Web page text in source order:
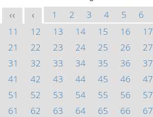
<< < 1 2 3 4 5 6
11
12 13 14 15 16 17
21
22 23 24 25 26 27
31
32 33 34 35 36 37
41
42 43 44 45 46 47
51
52 53 54 55 56 57
61
62 63 64 65 66 67